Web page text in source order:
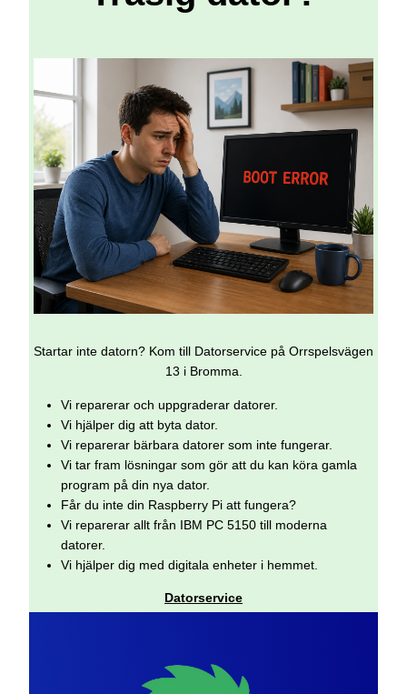
Startar inte datorn? Kom till Datorservice på Orrspelsvägen
13 i Bromma.
Vi reparerar och uppgraderar datorer.
Vi hjälper dig att byta dator.
Vi reparerar bärbara datorer som inte fungerar.
Vi tar fram lösningar som gör att du kan köra gamla
program på din nya dator.
Får du inte din Raspberry Pi att fungera?
Vi reparerar allt från IBM PC 5150 till moderna
datorer.
Vi hjälper dig med digitala enheter i hemmet.
Datorservice